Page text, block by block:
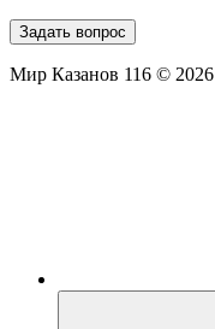
Задать вопрос
Мир Казанов 116 © 2026